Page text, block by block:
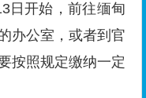
日开始，前往缅甸
办公室，或者到官
按照规定缴纳一定